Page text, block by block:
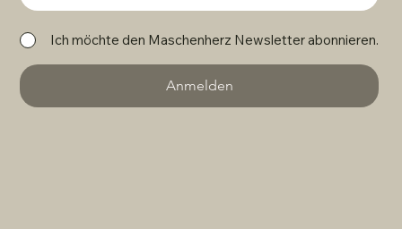
Anmelden
Ich möchte den Maschenherz Newsletter abonnieren.